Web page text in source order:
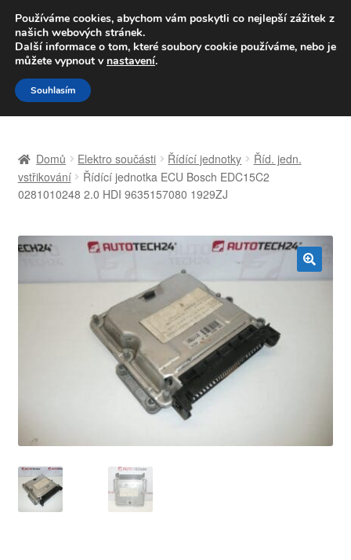
DOPRAVA od 139,-Kč
Volejte po-pá 9-16 704 494 494
Přeskočit
na
navigaci
Přejít
k
obsahu
Celosvětová doprava
Kontakt
Ochrana osobních údajů
Platby
Domů Elektro součásti Řídící jednotky
Říd. jedn.
vstřikování
Řídící jednotka ECU Bosch EDC15C2
0281010248 2.0 HDI 9635157080 1929ZJ
🔍
Používáme cookies, abychom vám poskytli co nejlepší zážitek z
našich webových stránek.
Další informace o tom, které soubory cookie používáme, nebo je
můžete vypnout v nastavení.
Souhlasím